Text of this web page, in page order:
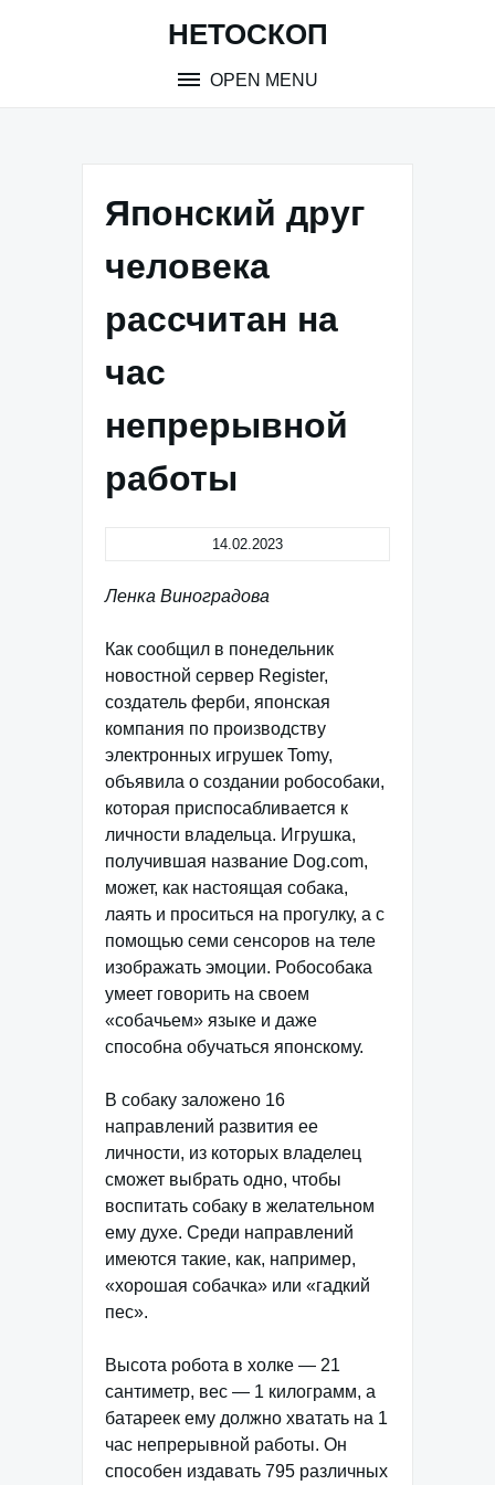
НЕТОСКОП
OPEN MENU
Японский друг
человека
рассчитан на
час
непрерывной
работы
14.02.2023
Ленка Виноградова
Как сообщил в понедельник
новостной сервер Register,
создатель ферби, японская
компания по производству
электронных игрушек Tomy,
объявила о создании робособаки,
которая приспосабливается к
личности владельца. Игрушка,
получившая название Dog.com,
может, как настоящая собака,
лаять и проситься на прогулку, а с
помощью семи сенсоров на теле
изображать эмоции. Робособака
умеет говорить на своем
«собачьем» языке и даже
способна обучаться японскому.
В собаку заложено 16
направлений развития ее
личности, из которых владелец
сможет выбрать одно, чтобы
воспитать собаку в желательном
ему духе. Среди направлений
имеются такие, как, например,
«хорошая собачка» или «гадкий
пес».
Высота робота в холке — 21
сантиметр, вес — 1 килограмм, а
батареек ему должно хватать на 1
час непрерывной работы. Он
способен издавать 795 различных